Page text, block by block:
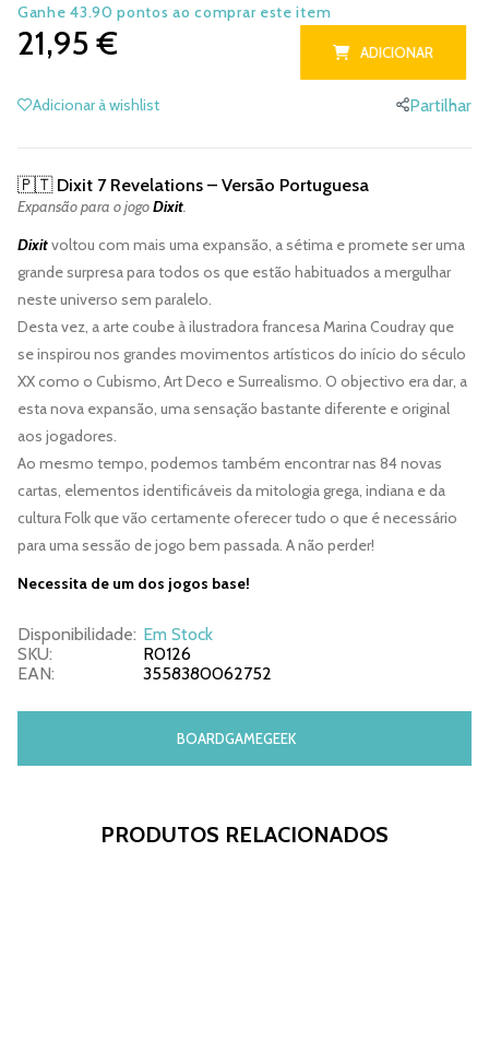
Ganhe 43.90 pontos ao comprar este item
21,95 € ADICIONAR
Adicionar à wishlist Partilhar
🇵🇹 Dixit 7 Revelations – Versão Portuguesa
Expansão para o jogoDixit.
Dixitvoltou com mais uma expansão, a sétima e promete ser uma
grande surpresa para todos os que estão habituados a mergulhar
neste universo sem paralelo.
Desta vez, a arte coube à ilustradora francesa Marina Coudray que
se inspirou nos grandes movimentos artísticos do início do século
XX como o Cubismo, Art Deco e Surrealismo. O objectivo era dar, a
esta nova expansão, uma sensação bastante diferente e original
aos jogadores.
Ao mesmo tempo, podemos também encontrar nas 84 novas
cartas, elementos identificáveis da mitologia grega, indiana e da
cultura Folk que vão certamente oferecer tudo o que é necessário
para uma sessão de jogo bem passada. A não perder!
Necessita de um dos jogos base!
Disponibilidade: Em Stock
SKU:
R0126
EAN:
3558380062752
BOARDGAMEGEEK
PRODUTOS RELACIONADOS